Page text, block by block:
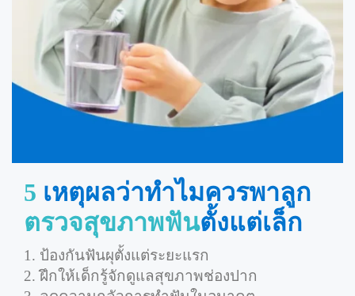
5 เหตุผลว่าทำไมควรพาลูก
ตรวจสุขภาพฟันตั้งแต่เล็ก
1. ป้องกันฟันผุตั้งแต่ระยะแรก
2. ฝึกให้เด็กรู้จักดูแลสุขภาพช่องปาก